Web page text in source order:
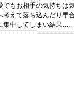
もお相手の気持ちは
えて落ち込んだり早
集中してしまい結果